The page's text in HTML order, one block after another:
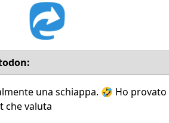
una schiappa. 🤣 Ho provato
che valuta